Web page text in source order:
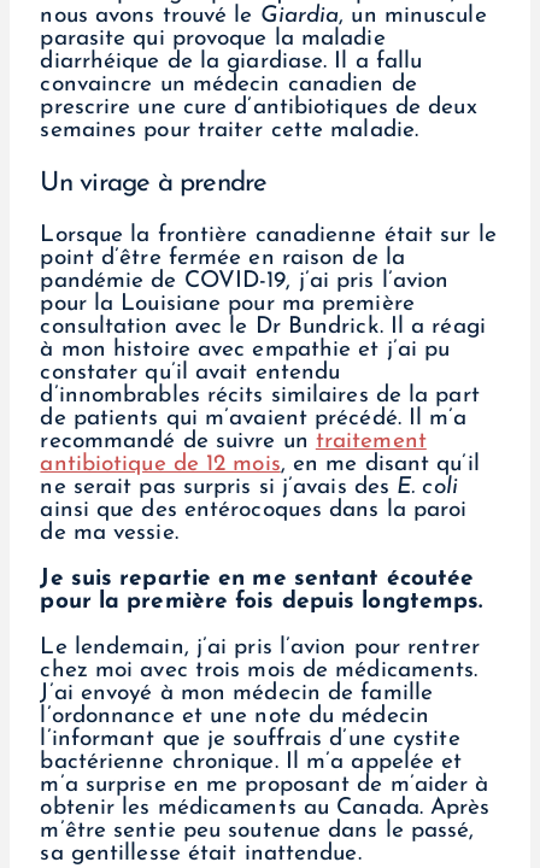
nous avons trouvé le Giardia, un minuscule
parasite qui provoque la maladie
diarrhéique de la giardiase. Il a fallu
convaincre un médecin canadien de
prescrire une cure d’antibiotiques de deux
semaines pour traiter cette maladie.
Un virage à prendre
Lorsque la frontière canadienne était sur le
point d’être fermée en raison de la
pandémie de COVID-19, j’ai pris l’avion
pour la Louisiane pour ma première
consultation avec le Dr Bundrick. Il a réagi
à mon histoire avec empathie et j’ai pu
constater qu’il avait entendu
d’innombrables récits similaires de la part
de patients qui m’avaient précédé. Il m’a
recommandé de suivre un traitement
antibiotique de 12 mois, en me disant qu’il
ne serait pas surpris si j’avais des E. coli
ainsi que des entérocoques dans la paroi
de ma vessie.
Je suis repartie en me sentant écoutée
pour la première fois depuis longtemps.
Le lendemain, j’ai pris l’avion pour rentrer
chez moi avec trois mois de médicaments.
J’ai envoyé à mon médecin de famille
l’ordonnance et une note du médecin
l’informant que je souffrais d’une cystite
bactérienne chronique. Il m’a appelée et
m’a surprise en me proposant de m’aider à
obtenir les médicaments au Canada. Après
m’être sentie peu soutenue dans le passé,
sa gentillesse était inattendue.